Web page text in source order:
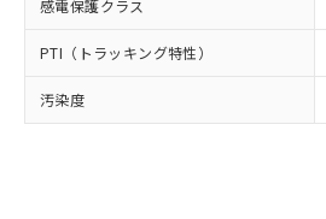
感電保護クラス
PTI（トラッキング特性）
汚染度
在庫状況および標準価
事前の承諾なく第三
示しないようお願いし
マイパーツ機能（部品
ビス）をご利用いた
部品在庫の切り替え状況な
月が前後することがあります
「ｅ」：有害物質（10物質
準値以下であることを示しま
「10」：通常の使用状況下
質が外部に漏えいし、環境
及ぼさない年数を意味しま
当社は、貴社製品を第
場合は、上記1、2お
該第三者に通知します
販売先および販売に
法に輸出するおそれ
り引きをいたしません
機器販売店・当社
受注生産機種、
情報を公開してい